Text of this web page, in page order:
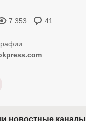
7 353 41
новостные каналы